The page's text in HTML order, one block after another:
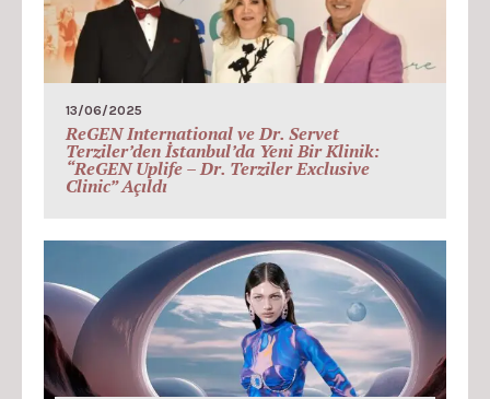
13/06/2025
ReGEN International ve Dr. Servet
Terziler’den İstanbul’da Yeni Bir Klinik:
“ReGEN Uplife – Dr. Terziler Exclusive
Clinic” Açıldı